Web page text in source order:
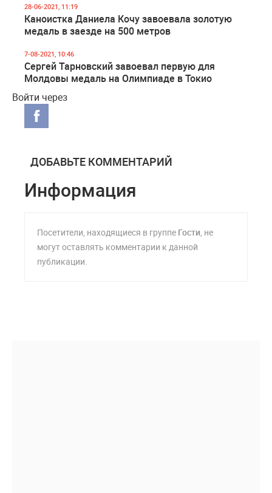
28-06-2021, 11:19
Каноистка Даниела Кочу завоевала золотую
медаль в заезде на 500 метров
7-08-2021, 10:46
Сергей Тарновский завоевал первую для
Молдовы медаль на Олимпиаде в Токио
Войти через
ДОБАВЬТЕ КОММЕНТАРИЙ
Информация
Посетители, находящиеся в группе Гости, не
могут оставлять комментарии к данной
публикации.